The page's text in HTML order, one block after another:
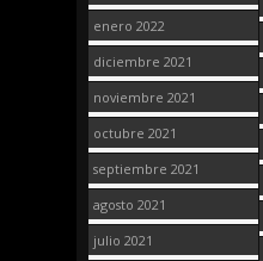
enero 2022
diciembre 2021
noviembre 2021
octubre 2021
septiembre 2021
agosto 2021
julio 2021